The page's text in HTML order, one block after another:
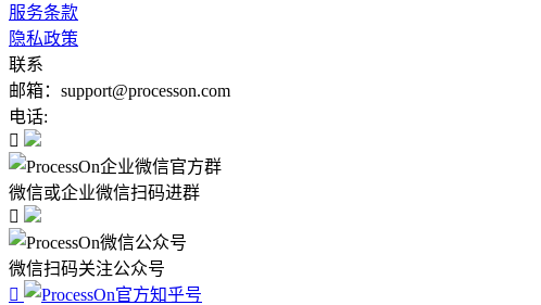
服务条款
隐私政策
联系
邮箱：support@processon.com
电话:

微信或企业微信扫码进群

微信扫码关注公众号
